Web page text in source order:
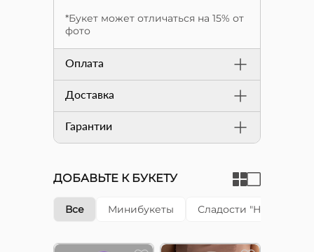
*Букет может отличаться на 15% от
фото
Оплата
Доставка
Гарантии
ДОБАВЬТЕ К БУКЕТУ
Все Минибукеты Сладости "Happy cake"